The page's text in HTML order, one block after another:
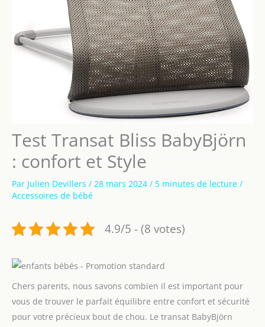
Test Transat Bliss BabyBjörn
: confort et Style
Par Julien Devillers / 28 mars 2024 / 5 minutes de lecture /
Accessoires de bébé
4.9/5 - (8 votes)
Chers parents, nous savons combien il est important pour
vous de trouver le parfait équilibre entre confort et sécurité
pour votre précieux bout de chou. Le transat BabyBjörn